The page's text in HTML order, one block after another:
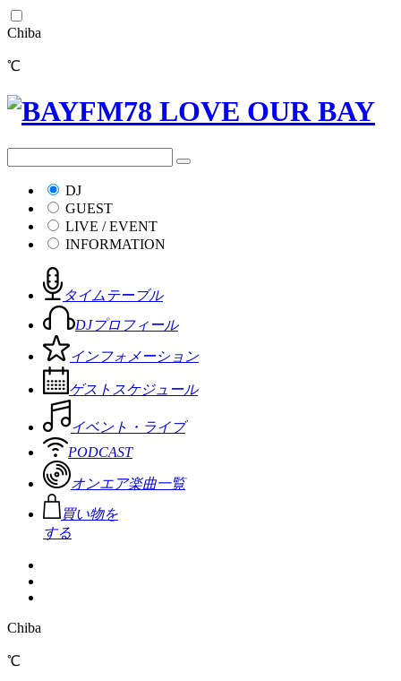
Chiba
℃
DJ
GUEST
LIVE / EVENT
INFORMATION
タイムテーブル
DJプロフィール
インフォメーション
ゲストスケジュール
イベント・ライブ
PODCAST
オンエア楽曲一覧
買い物を
する
Chiba
℃